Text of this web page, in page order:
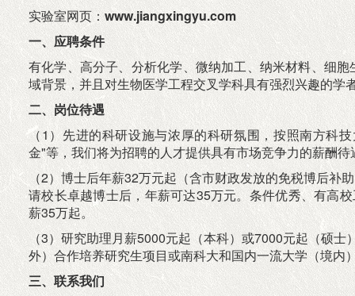
实验室网页：www.jiangxingyu.com
一、应聘条件
有化学、高分子、分析化学、微纳加工、纳米材料、细
域背景，并且对生物医学工程交叉学科具有强烈兴趣的学
二、岗位待遇
（1）先进的科研设施与浓厚的科研氛围，按照南方科
金"等，我们将为招聘的人才提供具有市场竞争力的薪酬待
（2）博士后年薪32万元起（含市财政发放的免税博后
请校长卓越博士后，年薪可达35万元。条件优秀、有高
薪35万起。
（3）研究助理月薪5000元起（本科）或7000元起（硕
外）合作培养研究生项目或南科大和国内一流大学（境内
三、联系我们